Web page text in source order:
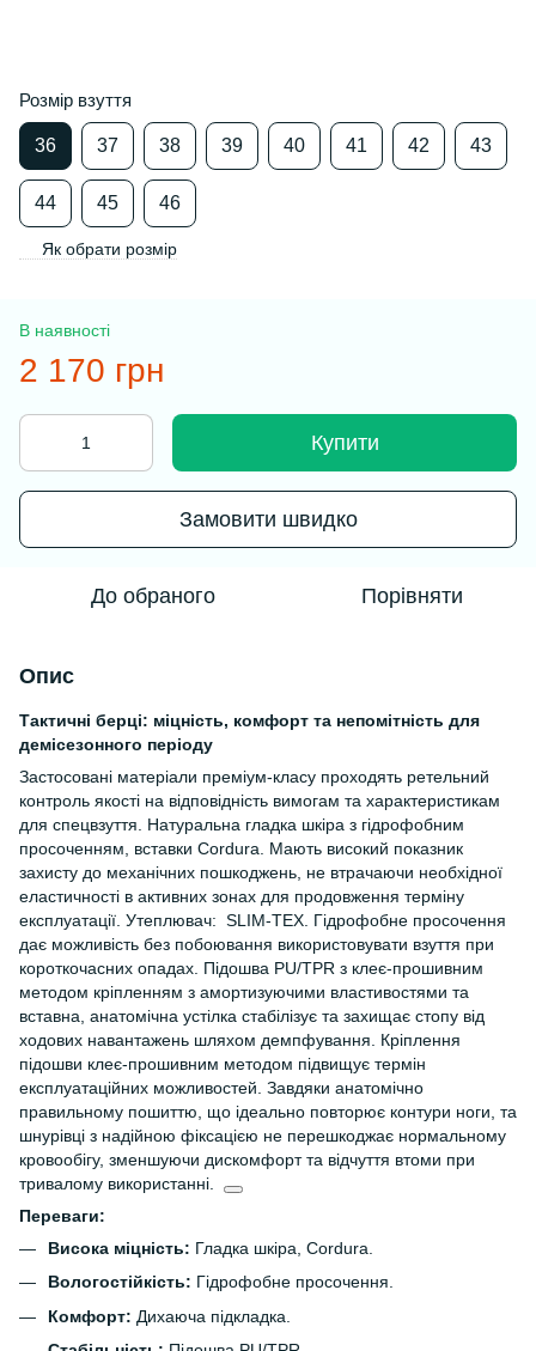
Розмір взуття
36 37 38 39 40 41 42 43
44 45 46
Як обрати розмір
В наявності
2 170 грн
Купити
Замовити швидко
До обраного Порівняти
Опис
Тактичні берці: міцність, комфорт та непомітність для
демісезонного періоду
Застосовані матеріали преміум-класу проходять ретельний
контроль якості на відповідність вимогам та характеристикам
для спецвзуття. Натуральна гладка шкіра з гідрофобним
просоченням, вставки Cordura. Мають високий показник
захисту до механічних пошкоджень, не втрачаючи необхідної
еластичності в активних зонах для продовження терміну
експлуатації. Утеплювач: SLIM-TEX. Гідрофобне просочення
дає можливість без побоювання використовувати взуття при
короткочасних опадах. Підошва PU/TPR з клеє-прошивним
методом кріпленням з амортизуючими властивостями та
вставна, анатомічна устілка стабілізує та захищає стопу від
ходових навантажень шляхом демпфування. Кріплення
підошви клеє-прошивним методом підвищує термін
експлуатаційних можливостей. Завдяки анатомічно
правильному пошиттю, що ідеально повторює контури ноги, та
шнурівці з надійною фіксацією не перешкоджає нормальному
кровообігу, зменшуючи дискомфорт та відчуття втоми при
тривалому використанні.
Переваги:
Висока міцність: Гладка шкіра, Cordura.
Вологостійкість: Гідрофобне просочення.
Комфорт: Дихаюча підкладка.